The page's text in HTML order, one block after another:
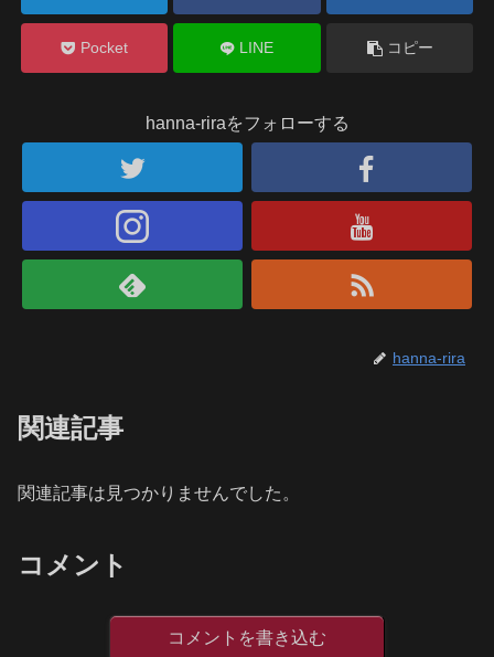
Pocket LINE コピー
hanna-riraをフォローする
hanna-rira
関連記事
関連記事は見つかりませんでした。
コメント
コメントを書き込む